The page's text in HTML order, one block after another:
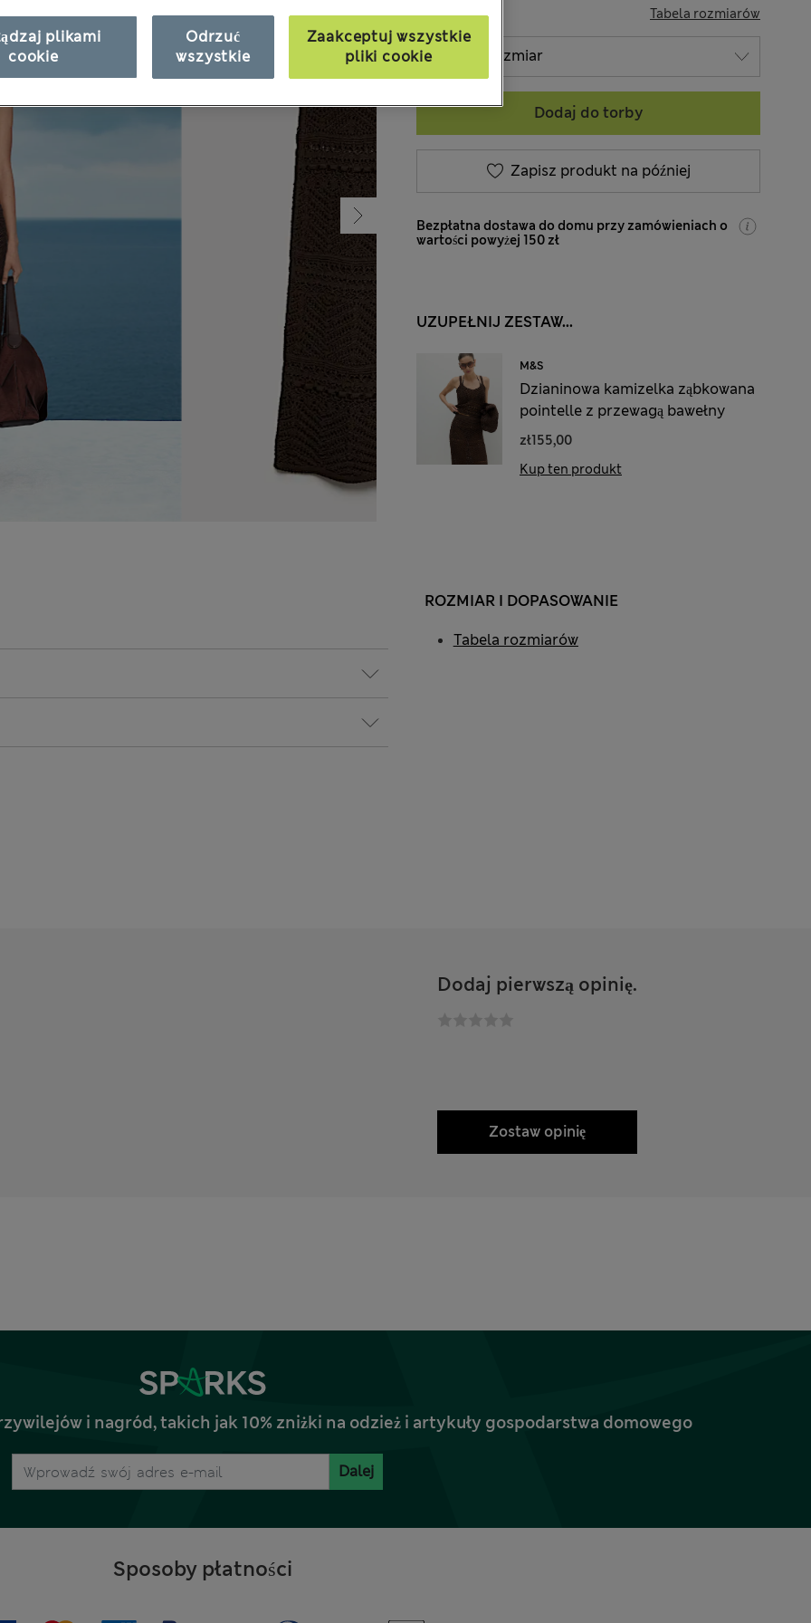
ROZMIAR Tabela rozmiarów
Dodaj do torby
Zapisz produkt na później
Bezpłatna dostawa do domu przy zamówieniach o
wartości powyżej 150 zł
UZUPEŁNIJ ZESTAW...
M&S
Dzianinowa kamizelka ząbkowana
pointelle z przewagą bawełny
zł155,00
Kup ten produkt
ROZMIAR I DOPASOWANIE
Tabela rozmiarów
Dodaj pierwszą opinię.
Zostaw opinię
i nagród, takich jak 10% zniżki na odzież i artykuły gospodarstwa domowego
Dalej
Sposoby płatności
Odrzuć
wszystkie
Zaakceptuj wszystkie
pliki cookie
plikami
cookie